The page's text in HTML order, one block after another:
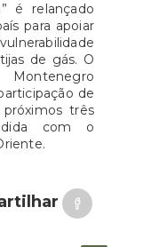
é relançado
para apoiar
de gás. O
de
três
com o